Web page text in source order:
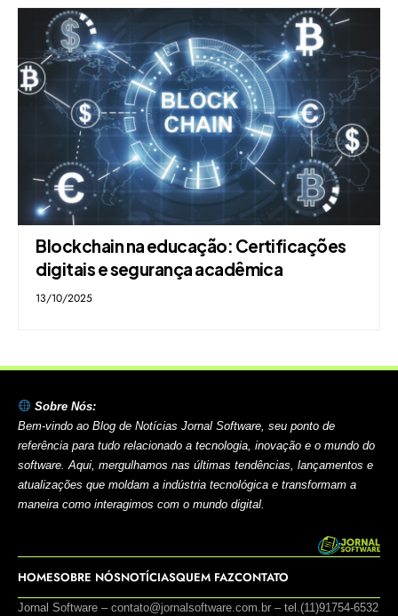
Blockchain na educação: Certificações
digitais e segurança acadêmica
13/10/2025
Sobre Nós:
Bem-vindo ao Blog de Notícias Jornal Software, seu ponto de
referência para tudo relacionado a tecnologia, inovação e o mundo do
software. Aqui, mergulhamos nas últimas tendências, lançamentos e
atualizações que moldam a indústria tecnológica e transformam a
maneira como interagimos com o mundo digital.
HOMESOBRE NÓSNOTÍCIASQUEM FAZCONTATO
Jornal Software – contato@jornalsoftware.com.br – tel.(11)91754-6532